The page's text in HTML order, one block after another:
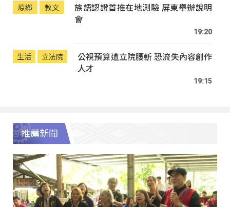
原鄉 教文
族語認證首推在地測驗 屏東舉辦說明
會
19:20
生活 立法院
公視預算遭立院腰斬 恐流失內容創作
人才
19:15
推薦新聞